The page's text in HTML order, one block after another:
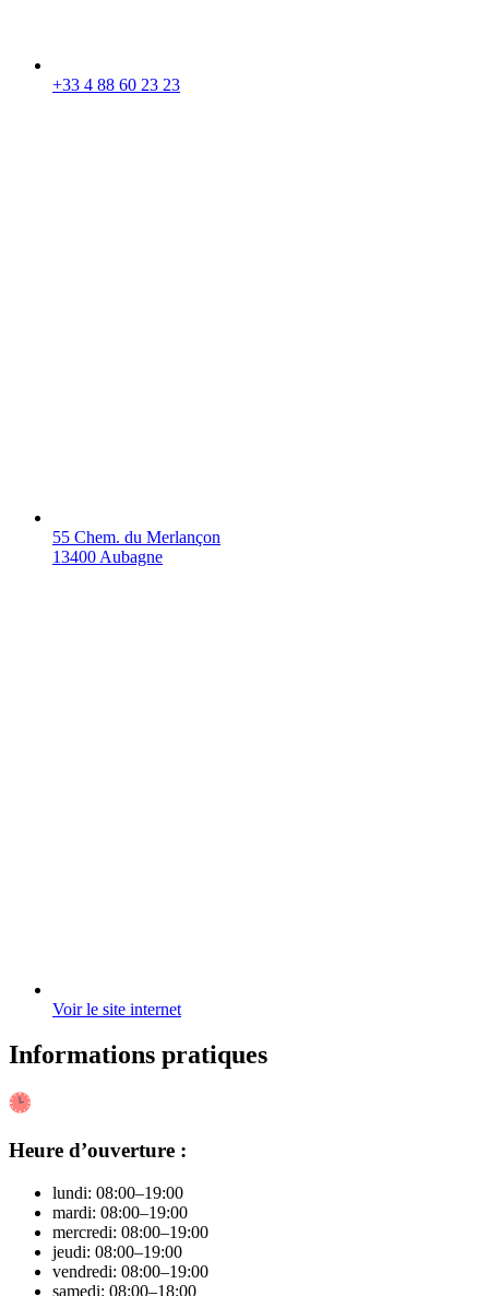
+33 4 88 60 23 23
55 Chem. du Merlançon
13400 Aubagne
Voir le site internet
Informations pratiques
Heure d’ouverture :
lundi: 08:00–19:00
mardi: 08:00–19:00
mercredi: 08:00–19:00
jeudi: 08:00–19:00
vendredi: 08:00–19:00
samedi: 08:00–18:00